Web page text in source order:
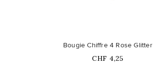
Bougie Chiffre 4 Rose Glitter
Prix
CHF 4,25